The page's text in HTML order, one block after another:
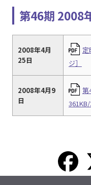
第46期 2008
2008年4月
25日
定
ジ］
2008年4月9
日
第